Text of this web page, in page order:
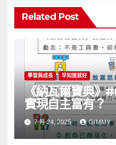
Related Post
學習與成長 早知道就好
《納瓦爾寶典》
實現自主富有？
7 月 24, 2025 GIMMY